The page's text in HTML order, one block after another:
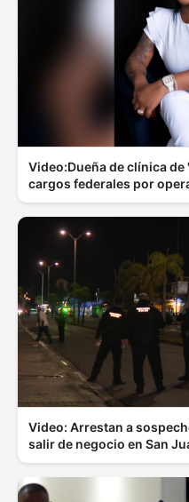
Video:Dueña de clínica
cargos federales por
Video: Arrestan a
salir de negocio en San